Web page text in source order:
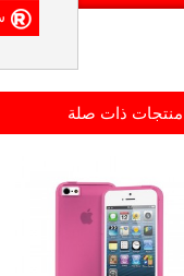
منتجات ذات صلة